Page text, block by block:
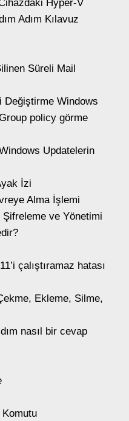
Hyper-V
Adım Kılavuz
Süreli Mail
Değiştirme Windows
policy görme
Updatelerin
İzi
Alma İşlemi
ve Yönetimi
çalıştıramaz hatası
Ekleme, Silme,
nasıl bir cevap
Komutu